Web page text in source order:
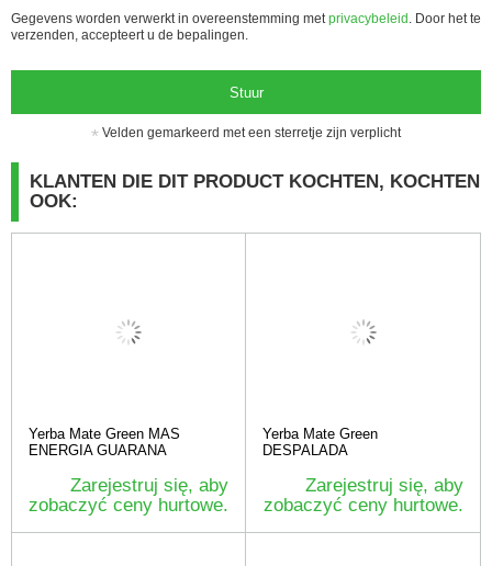
Gegevens worden verwerkt in overeenstemming met privacybeleid
. Door het te
verzenden, accepteert u de bepalingen.
Stuur
Velden gemarkeerd met een sterretje zijn verplicht
KLANTEN DIE DIT PRODUCT KOCHTEN, KOCHTEN
OOK:
Yerba Mate Green MAS
ENERGIA GUARANA
Zarejestruj się, aby
zobaczyć ceny hurtowe.
Yerba Mate Green
DESPALADA
Zarejestruj się, aby
zobaczyć ceny hurtowe.